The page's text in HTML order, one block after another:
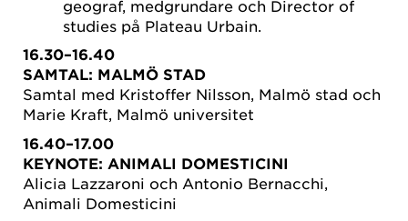
geograf, medgrundare och Director of
studies på Plateau Urbain.
16.30–16.40
SAMTAL: MALMÖ STAD
Samtal med Kristoffer Nilsson, Malmö stad och
Marie Kraft, Malmö universitet
16.40–17.00
KEYNOTE: ANIMALI DOMESTICINI
Alicia Lazzaroni och Antonio Bernacchi,
Animali Domesticini